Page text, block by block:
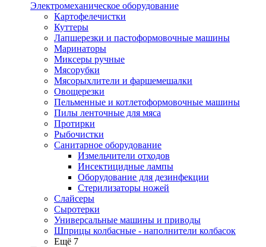
Электромеханическое оборудование
Картофелечистки
Куттеры
Лапшерезки и пастоформовочные машины
Маринаторы
Миксеры ручные
Мясорубки
Мясорыхлители и фаршемешалки
Овощерезки
Пельменные и котлетоформовочные машины
Пилы ленточные для мяса
Протирки
Рыбочистки
Санитарное оборудование
Измельчители отходов
Инсектицидные лампы
Оборудование для дезинфекции
Стерилизаторы ножей
Слайсеры
Сыротерки
Универсальные машины и приводы
Шприцы колбасные - наполнители колбасок
Ещё 7